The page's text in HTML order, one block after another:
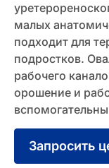
малых
подходит для
подростков.
рабочего
орошение и
Запросить